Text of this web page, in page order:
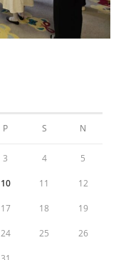
P S N
3 4 5
10 11 12
17 18 19
24 25 26